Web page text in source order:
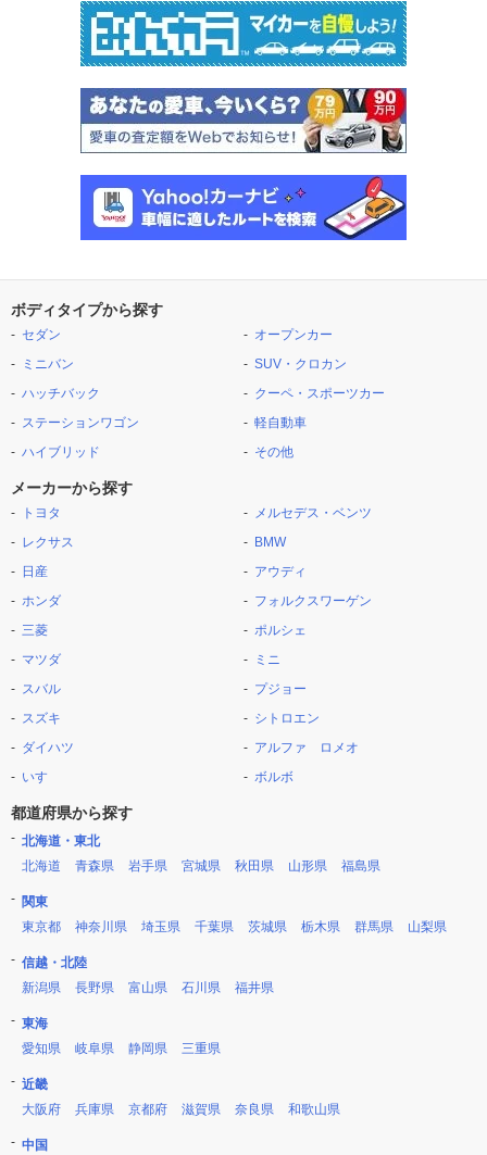
ボディタイプから探す
セダン
ミニバン
ハッチバック
ステーションワゴン
ハイブリッド
オープンカー
SUV・クロカン
クーペ・スポーツカー
軽自動車
その他
メーカーから探す
トヨタ
レクサス
日産
ホンダ
三菱
マツダ
スバル
スズキ
ダイハツ
いすゞ
メルセデス・ベンツ
BMW
アウディ
フォルクスワーゲン
ポルシェ
ミニ
プジョー
シトロエン
アルファ ロメオ
ボルボ
都道府県から探す
北海道・東北
北海道
青森県 岩手県 宮城県 秋田県 山形県 福島県
関東
東京都
神奈川県 埼玉県 千葉県 茨城県 栃木県 群馬県 山梨県
信越・北陸
新潟県
長野県 富山県 石川県 福井県
東海
愛知県
岐阜県 静岡県 三重県
近畿
大阪府
兵庫県 京都府 滋賀県 奈良県 和歌山県
中国